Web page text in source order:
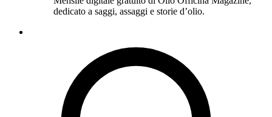
dedicato a saggi, assaggi e storie d’olio.